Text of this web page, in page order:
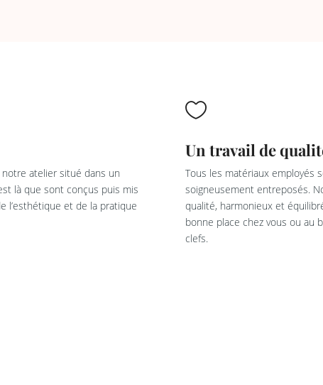
atelier situé dans un
là que sont conçus puis mis
l’esthétique et de la pratique

Un travail de
Tous les matériaux employés
soigneusement entreposés.
qualité, harmonieux et
bonne place chez vous ou au
clefs.